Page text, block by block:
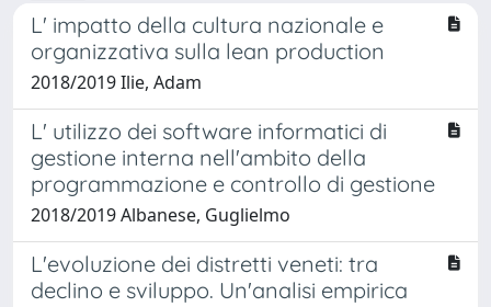
L' impatto della cultura nazionale e
organizzativa sulla lean production
2018/2019 Ilie, Adam
L' utilizzo dei software informatici di
gestione interna nell'ambito della
programmazione e controllo di gestione
2018/2019 Albanese, Guglielmo
L'evoluzione dei distretti veneti: tra
declino e sviluppo. Un'analisi empirica